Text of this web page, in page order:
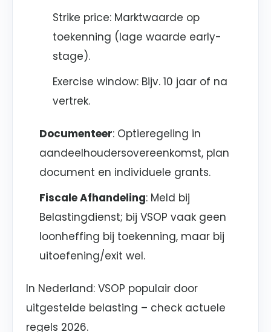
Strike price: Marktwaarde op
toekenning (lage waarde early-
stage).
Exercise window: Bijv. 10 jaar of na
vertrek.
Documenteer: Optieregeling in
aandeelhoudersovereenkomst, plan
document en individuele grants.
Fiscale Afhandeling: Meld bij
Belastingdienst; bij VSOP vaak geen
loonheffing bij toekenning, maar bij
uitoefening/exit wel.
In Nederland: VSOP populair door
uitgestelde belasting – check actuele
regels 2026.